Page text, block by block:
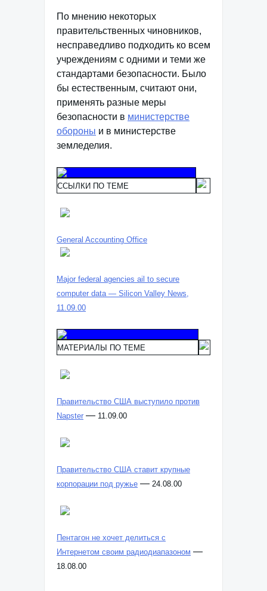
По мнению некоторых
правительственных чиновников,
несправедливо подходить ко всем
учреждениям с одними и теми же
стандартами безопасности. Было
бы естественным, считают они,
применять разные меры
безопасности в министерстве
обороны и в министерстве
земледелия.
ССЫЛКИ ПО ТЕМЕ
General Accounting Office
Major federal agencies ail to secure
computer data — Silicon Valley News,
11.09.00
МАТЕРИАЛЫ ПО ТЕМЕ
Правительство США выступило против
Napster — 11.09.00
Правительство США ставит крупные
корпорации под ружье — 24.08.00
Пентагон не хочет делиться с
Интернетом своим радиодиапазоном —
18.08.00